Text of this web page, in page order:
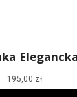
Pierwotna
cena
195,00 złAktualna
cena